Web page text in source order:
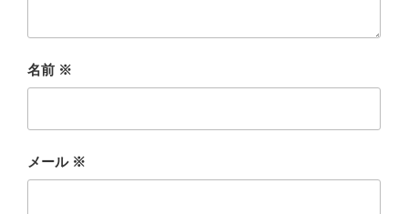
名前 ※
メール ※